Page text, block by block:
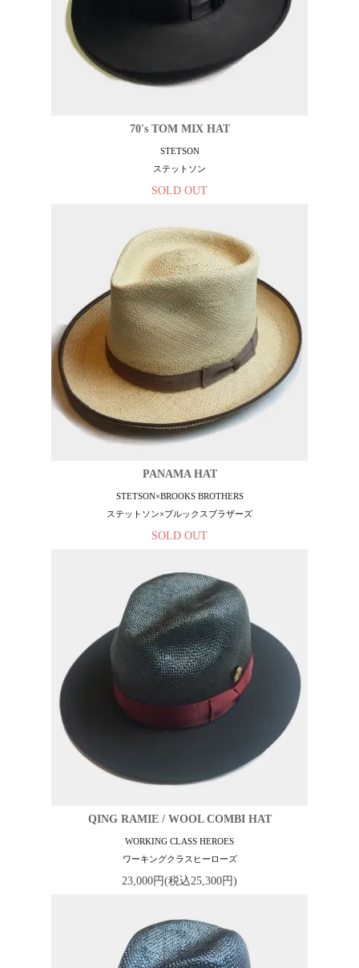
70's TOM MIX HAT
STETSON
ステットソン
SOLD OUT
PANAMA HAT
STETSON×BROOKS BROTHERS
ステットソン×ブルックスブラザーズ
SOLD OUT
QING RAMIE / WOOL COMBI HAT
WORKING CLASS HEROES
ワーキングクラスヒーローズ
23,000円(税込25,300円)